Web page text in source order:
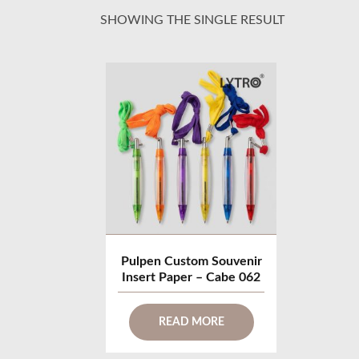
SHOWING THE SINGLE RESULT
Pulpen Custom Souvenir
Insert Paper – Cabe 062
READ MORE